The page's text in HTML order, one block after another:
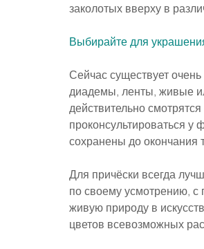
заколотых вверху в
Выбирайте для
Сейчас существует
диадемы, ленты, живые
действительно
проконсультироваться
сохранены до окончания
Для причёски всегда
по своему усмотрению, с
живую природу в
цветов всевозможных